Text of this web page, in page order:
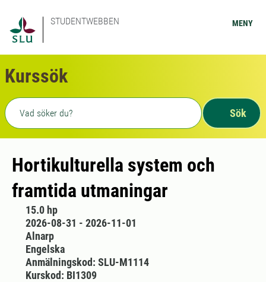
STUDENTWEBBEN MENY
Kurssök
Fritext sökning
Sök
Hortikulturella system och
framtida utmaningar
15.0 hp
2026-08-31 - 2026-11-01
Alnarp
Engelska
Anmälningskod: SLU-M1114
Kurskod: BI1309